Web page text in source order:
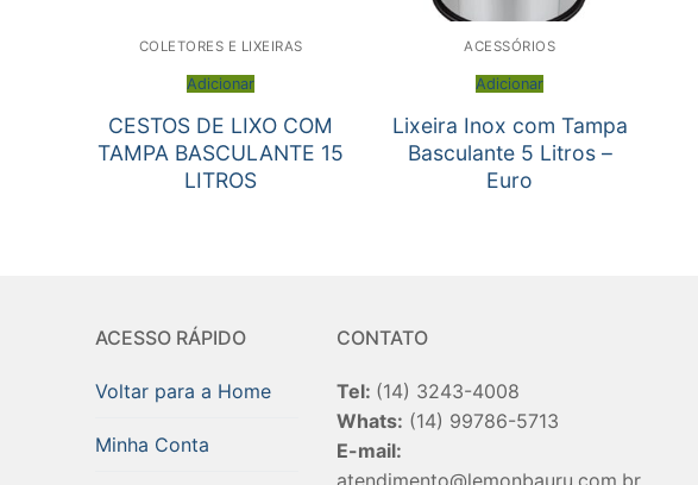
COLETORES E LIXEIRAS
Adicionar
CESTOS DE LIXO COM
TAMPA BASCULANTE 15
LITROS
ACESSÓRIOS
Adicionar
Lixeira Inox com Tampa
Basculante 5 Litros –
Euro
ACESSO RÁPIDO
Voltar para a Home
Minha Conta
CONTATO
Tel: (14) 3243-4008
Whats: (14) 99786-5713
E-mail:
atendimento@lemonbauru.com.br